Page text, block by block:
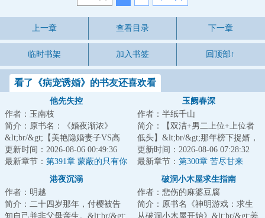
上一章 查看目录 下一章
临时书架 加入书签 回顶部↑
看了《病宠诱婚》的书友还喜欢看
他先失控
作者：玉南枝
简介：原书名：《婚夜渐浓》
&lt;br/&gt;【美艳隐婚妻子VS高
冷权贵人夫】&lt;br/&gt;【久别重
逢，追妻火葬...
更新时间：2026-08-06 00:49:36
最新章节： 第391章 蒙蔽的只有你
玉阙春深
作者：半纸千山
简介：【双洁+男二上位+上位者
低头】&lt;br/&gt;那年榜下捉婿，
柳韫玉遥遥一指，点中了一无所
有的清贫书...
更新时间：2026-08-06 07:28:32
最新章节： 第300章 苦尽甘来
港夜沉溺
作者：明越
简介：二十四岁那年，付樱被告
知自己并非父母亲生。&lt;br/&gt;
破洞小木屋求生指南
作者：悲伤的麻婆豆腐
简介：原书名《神明游戏：求生
从破洞小木屋开始》&lt;br/&gt;姜